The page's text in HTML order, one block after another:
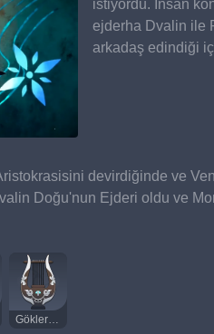
istiyordu. İnsan
ejderha Dvalin ile
arkadaş edindiği
devirdiğinde ve
Doğu'nun Ejderi oldu ve